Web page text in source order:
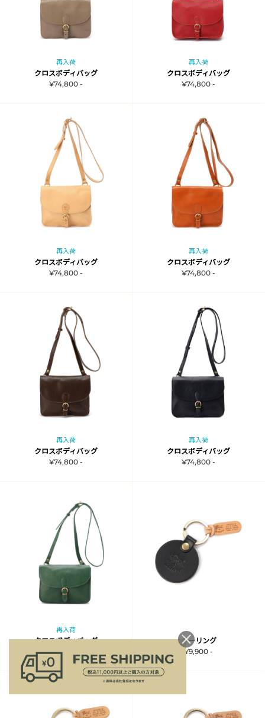
再入荷
クロスボディバッグ
¥74,800 -
再入荷
クロスボディバッグ
¥74,800 -
再入荷
クロスボディバッグ
¥74,800 -
再入荷
クロスボディバッグ
¥74,800 -
再入荷
クロスボディバッグ
¥74,800 -
再入荷
クロスボディバッグ
¥74,800 -
再入荷
クロスボディバッグ
¥74,800 -
キーリング
¥9,900 -